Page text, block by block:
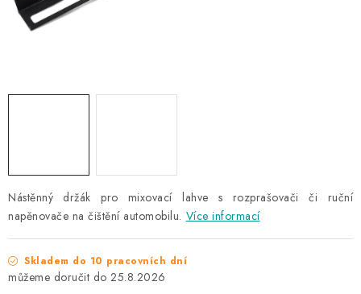
PRODÁVANÉ ZNAČKY
Nástěnný držák pro mixovací lahve s rozprašovači či ruční
napěnovače na čištění automobilu. Více informací
Skladem do 10 pracovních dní
25.8.2026